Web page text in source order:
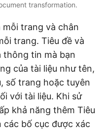
transformation.
mỗi trang và chân
trang. Tiêu đề và
thông tin mà bạn
của tài liệu như tên,
số trang hoặc tuyên
với tài liệu. Khi sử
khả năng thêm Tiêu
các bố cục được xác